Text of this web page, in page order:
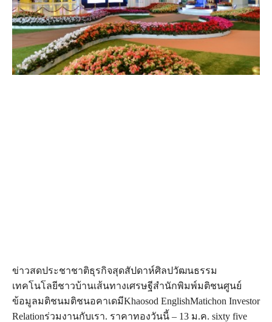
ข่าวสดประชาชาติธุรกิจสุดสัปดาห์ศิลปวัฒนธรรม
เทคโนโลยีชาวบ้านเส้นทางเศรษฐีสำนักพิมพ์มติชนศูนย์
ข้อมูลมติชนมติชนอคาเดมีKhaosod EnglishMatichon Investor
Relationร่วมงานกับเรา. ราคาทองวันนี้ – 13 ม.ค. sixty five